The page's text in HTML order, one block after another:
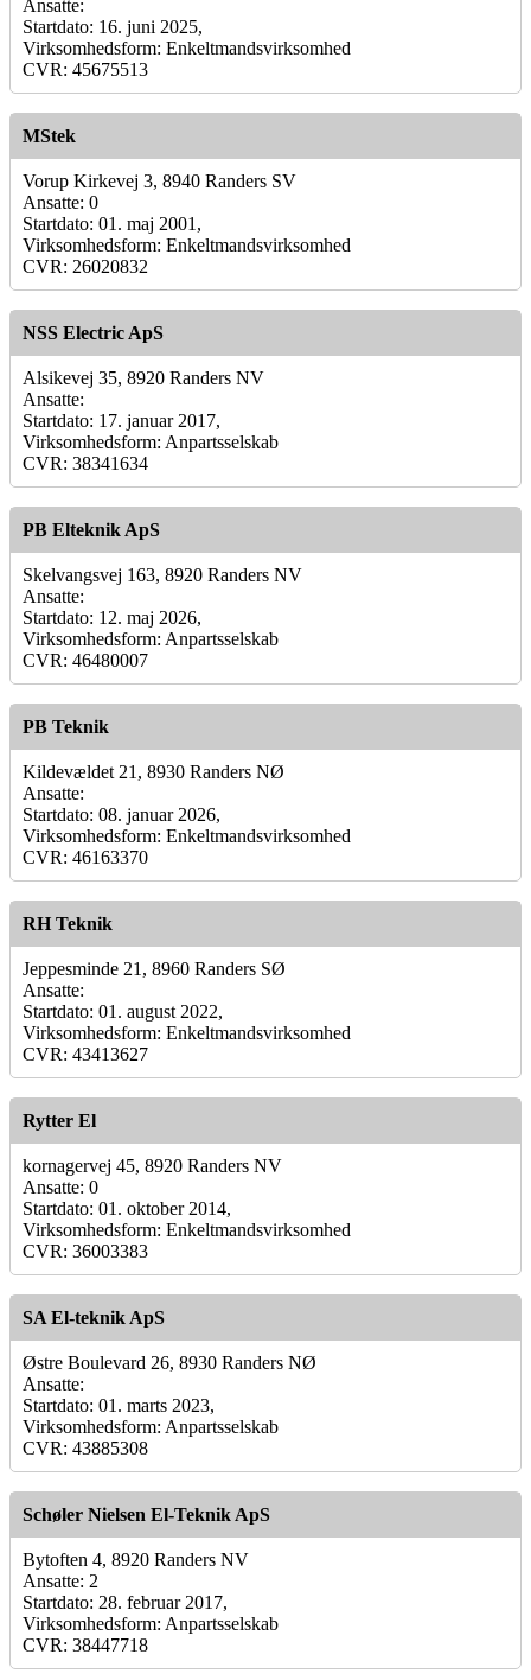
Ansatte:
Startdato: 16. juni 2025,
Virksomhedsform: Enkeltmandsvirksomhed
CVR: 45675513
MStek
Vorup Kirkevej 3, 8940 Randers SV
Ansatte: 0
Startdato: 01. maj 2001,
Virksomhedsform: Enkeltmandsvirksomhed
CVR: 26020832
NSS Electric ApS
Alsikevej 35, 8920 Randers NV
Ansatte:
Startdato: 17. januar 2017,
Virksomhedsform: Anpartsselskab
CVR: 38341634
PB Elteknik ApS
Skelvangsvej 163, 8920 Randers NV
Ansatte:
Startdato: 12. maj 2026,
Virksomhedsform: Anpartsselskab
CVR: 46480007
PB Teknik
Kildevældet 21, 8930 Randers NØ
Ansatte:
Startdato: 08. januar 2026,
Virksomhedsform: Enkeltmandsvirksomhed
CVR: 46163370
RH Teknik
Jeppesminde 21, 8960 Randers SØ
Ansatte:
Startdato: 01. august 2022,
Virksomhedsform: Enkeltmandsvirksomhed
CVR: 43413627
Rytter El
kornagervej 45, 8920 Randers NV
Ansatte: 0
Startdato: 01. oktober 2014,
Virksomhedsform: Enkeltmandsvirksomhed
CVR: 36003383
SA El-teknik ApS
Østre Boulevard 26, 8930 Randers NØ
Ansatte:
Startdato: 01. marts 2023,
Virksomhedsform: Anpartsselskab
CVR: 43885308
Schøler Nielsen El-Teknik ApS
Bytoften 4, 8920 Randers NV
Ansatte: 2
Startdato: 28. februar 2017,
Virksomhedsform: Anpartsselskab
CVR: 38447718